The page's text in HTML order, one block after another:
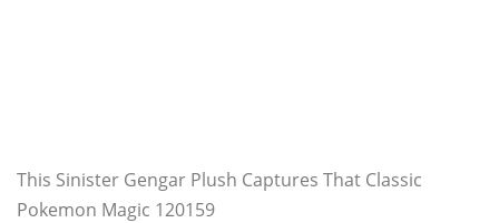
This Sinister Gengar Plush Captures That Classic
Pokemon Magic 120159